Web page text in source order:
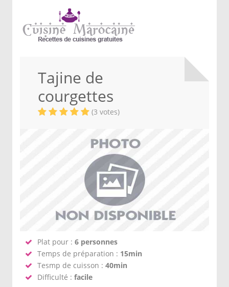
Tajine de
courgettes
(3 votes)
Plat pour : 6 personnes
Temps de préparation : 15min
Tesmp de cuisson : 40min
Difficulté : facile